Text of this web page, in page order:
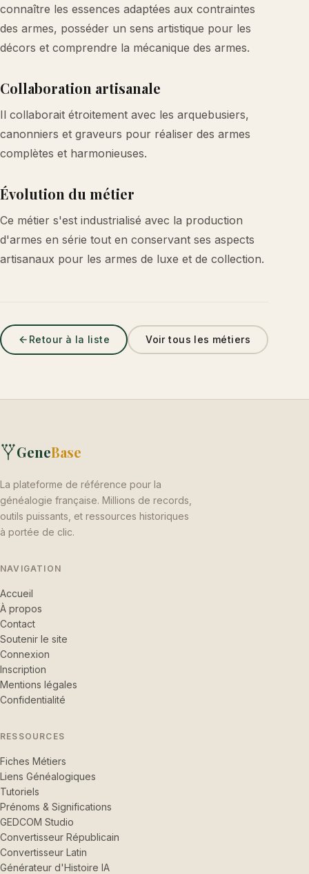
connaître les essences adaptées aux contraintes
des armes, posséder un sens artistique pour les
décors et comprendre la mécanique des armes.
Collaboration artisanale
Il collaborait étroitement avec les arquebusiers,
canonniers et graveurs pour réaliser des armes
complètes et harmonieuses.
Évolution du métier
Ce métier s'est industrialisé avec la production
d'armes en série tout en conservant ses aspects
artisanaux pour les armes de luxe et de collection.
Retour à la liste Voir tous les métiers
GeneBase
La plateforme de référence pour la
généalogie française. Millions de records,
outils puissants, et ressources historiques
à portée de clic.
NAVIGATION
Accueil
À propos
Contact
Soutenir le site
Connexion
Inscription
Mentions légales
Confidentialité
RESSOURCES
Fiches Métiers
Liens Généalogiques
Tutoriels
Prénoms & Significations
GEDCOM Studio
Convertisseur Républicain
Convertisseur Latin
Générateur d'Histoire IA